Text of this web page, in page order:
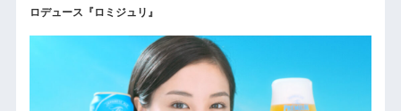
ロデュース『ロミジュリ』